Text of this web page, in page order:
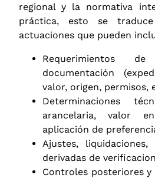
regional y la normativa
práctica, esto se
actuaciones que pueden
Requerimientos
documentación
valor, origen, permisos,
Determinaciones
arancelaria, valor
aplicación de
Ajustes,
derivadas de
Controles posteriores